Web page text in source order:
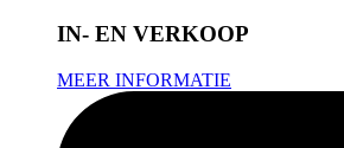
IN- EN VERKOOP
MEER INFORMATIE